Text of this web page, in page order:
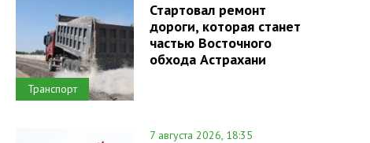
Транспорт
Стартовал ремонт
дороги, которая станет
частью Восточного
обхода Астрахани
7 августа 2026, 18:35